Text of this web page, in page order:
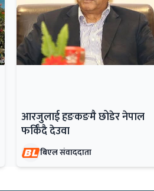
आरजुलाई हङकङमै छोडेर नेपाल
फर्किँदै देउवा
बिएल संवाददाता